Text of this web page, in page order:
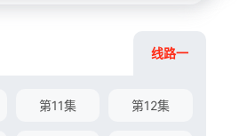
线路一
第11集 第12集